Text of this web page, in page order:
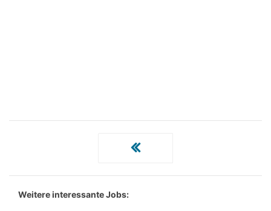
Weitere interessante Jobs: